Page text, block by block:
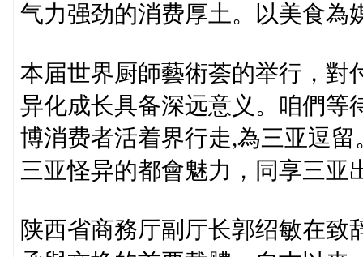
气力强劲的消费厚土。以美食為
本届世界厨師藝術荟的举行，對
异化成长具备深远意义。咱們等
博消费者活着界行走,為三亚逗
三亚怪异的都會魅力，同享三亚
陕西省商務厅副厅长郭绍敏在致